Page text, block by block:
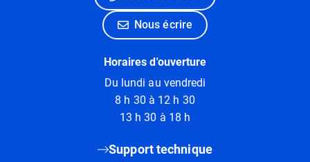
Nous écrire
Horaires d'ouverture
Du lundi au vendredi
8 h 30 à 12 h 30
13 h 30 à 18 h
Support technique